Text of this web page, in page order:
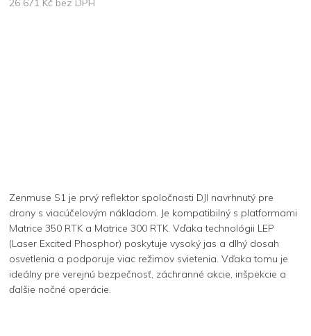
Zenmuse S1 je prvý reflektor spoločnosti DJI navrhnutý pre
drony s viacúčelovým nákladom. Je kompatibilný s platformami
Matrice 350 RTK a Matrice 300 RTK. Vďaka technológii LEP
(Laser Excited Phosphor) poskytuje vysoký jas a dlhý dosah
osvetlenia a podporuje viac režimov svietenia. Vďaka tomu je
ideálny pre verejnú bezpečnosť, záchranné akcie, inšpekcie a
ďalšie nočné operácie.